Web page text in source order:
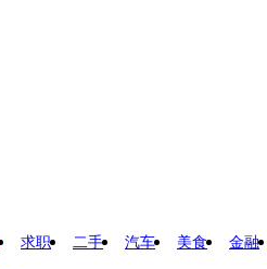
求职 二手 汽车 美食 金融